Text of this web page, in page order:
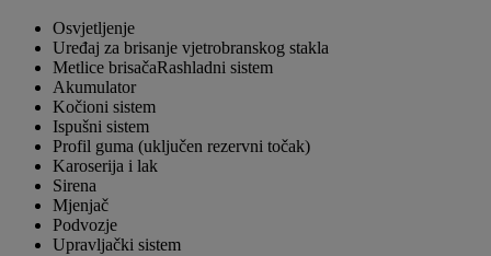
Osvjetljenje
Uređaj za brisanje vjetrobranskog stakla
Metlice brisačaRashladni sistem
Akumulator
Kočioni sistem
Ispušni sistem
Profil guma (uključen rezervni točak)
Karoserija i lak
Sirena
Mjenjač
Podvozje
Upravljački sistem